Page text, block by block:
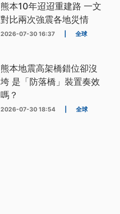
熊本10年迢迢重建路 一文
對比兩次強震各地災情
2026-07-30 16:37 全球
熊本地震高架橋錯位卻沒
垮 是「防落橋」裝置奏效
嗎？
2026-07-30 18:54 全球